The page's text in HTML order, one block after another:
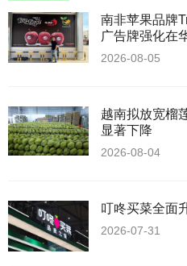
南非苹果品牌
广告牌强化在
2026-08-05
越南拟放宽榴莲生产
显著下降
2026-08-04
叮咚买菜全面
2026-07-31